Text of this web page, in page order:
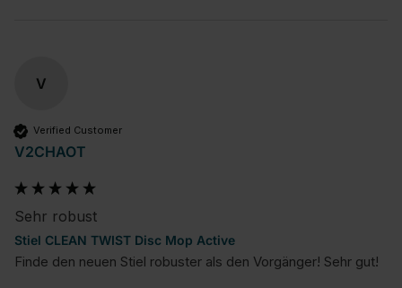
V
Verified Customer
V2CHAOT
Sehr robust
Stiel CLEAN TWIST Disc Mop Active
Finde den neuen Stiel robuster als den Vorgänger! Sehr gut!